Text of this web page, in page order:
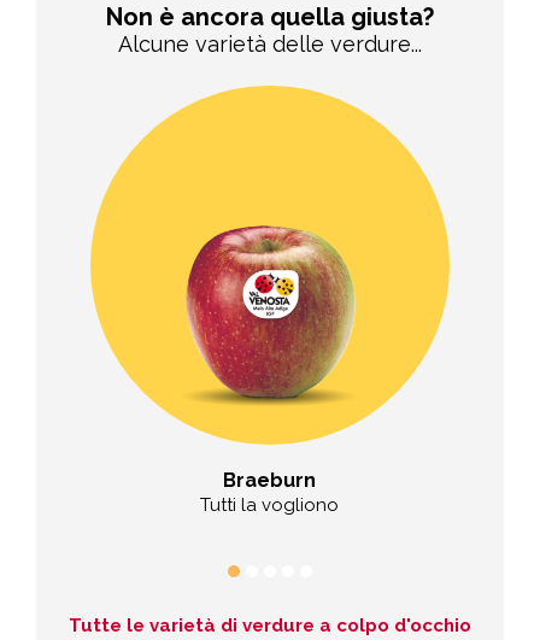
Non è ancora quella giusta?
Alcune varietà delle verdure...
Braeburn
Tutti la vogliono
Tutte le varietà di verdure a colpo d'occhio